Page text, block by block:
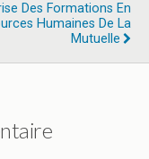
Des Formations En
Humaines De La
Mutuelle